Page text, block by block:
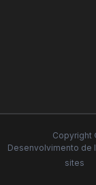
Copyright
Desenvolvimento de
sites